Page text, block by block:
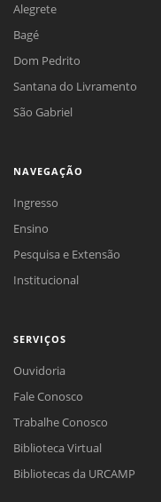
Alegrete
Bagé
Dom Pedrito
Santana do Livramento
São Gabriel
NAVEGAÇÃO
Ingresso
Ensino
Pesquisa e Extensão
Institucional
SERVIÇOS
Ouvidoria
Fale Conosco
Trabalhe Conosco
Biblioteca Virtual
Bibliotecas da URCAMP